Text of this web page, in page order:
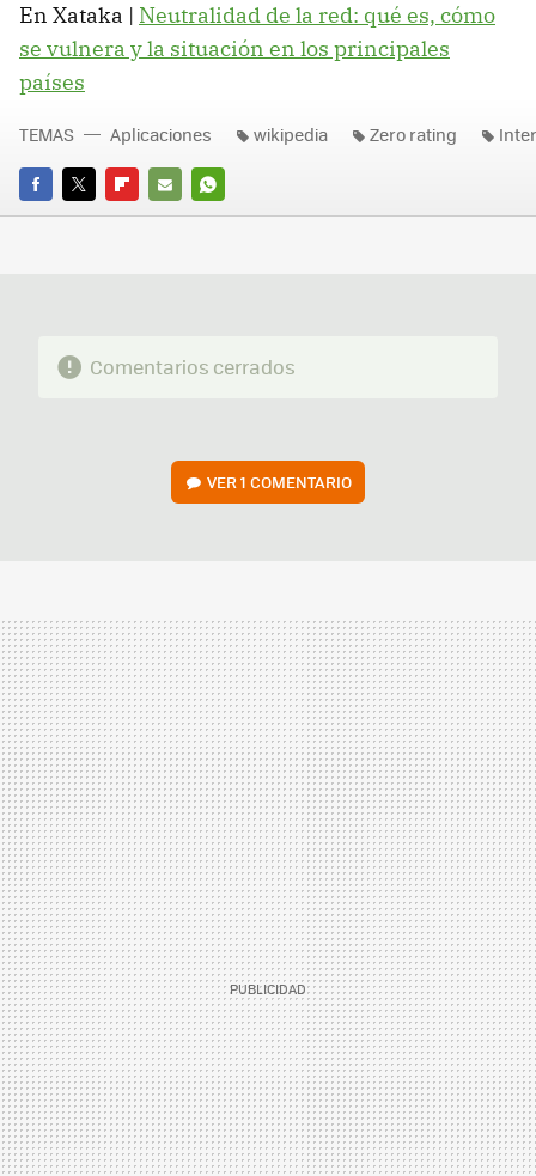
En Xataka | Neutralidad de la red: qué es, cómo
se vulnera y la situación en los principales
países
FACEBOOK
TWITTERFLIPBOARD
E-
WHATSAPP
TEMAS Aplicaciones wikipedia Zero rating
Comentarios cerrados
VER1 COMENTARIO